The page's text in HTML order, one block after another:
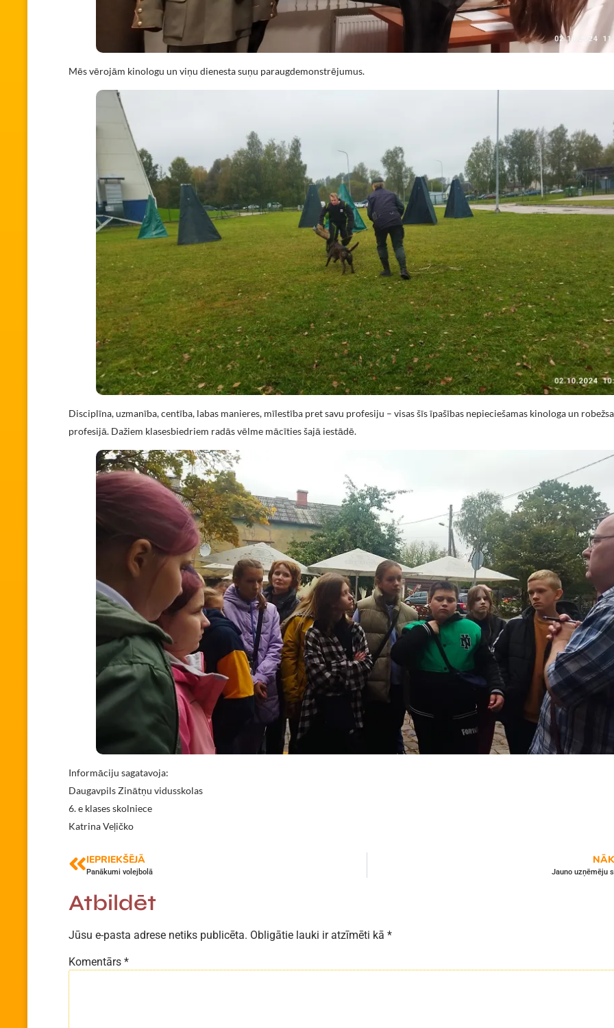
Mēs vērojām kinologu un viņu dienesta suņu paraugdemonstrējumus.
Disciplīna, uzmanība, centība, labas manieres, mīlestība pret savu profesiju – visas šīs īpašības nepieciešamas kinologa un
profesijā. Dažiem klasesbiedriem radās vēlme mācīties šajā iestādē.
Informāciju sagatavoja:
Daugavpils Zinātņu vidusskolas
6. e klases skolniece
Katrina Veļičko
IEPRIEKŠĒJĀ
Panākumi volejbolā Jauno uzņēmēju
Atbildēt
Jūsu e-pasta adrese netiks publicēta. Obligātie lauki ir atzīmēti kā *
Komentārs *